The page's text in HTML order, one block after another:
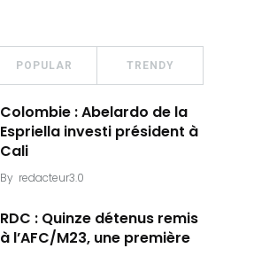
POPULAR TRENDY
Colombie : Abelardo de la
Espriella investi président à
Cali
By redacteur3.0
RDC : Quinze détenus remis
à l’AFC/M23, une première